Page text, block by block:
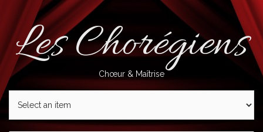
contentLes Chorégiens
Chœur & Maîtrise